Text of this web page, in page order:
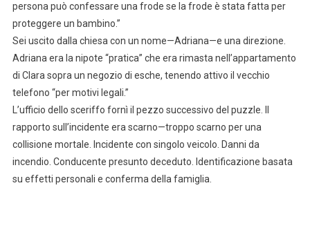
persona può confessare una frode se la frode è stata fatta per
proteggere un bambino.”
Sei uscito dalla chiesa con un nome—Adriana—e una direzione.
Adriana era la nipote “pratica” che era rimasta nell’appartamento
di Clara sopra un negozio di esche, tenendo attivo il vecchio
telefono “per motivi legali.”
L’ufficio dello sceriffo fornì il pezzo successivo del puzzle. Il
rapporto sull’incidente era scarno—troppo scarno per una
collisione mortale. Incidente con singolo veicolo. Danni da
incendio. Conducente presunto deceduto. Identificazione basata
su effetti personali e conferma della famiglia.